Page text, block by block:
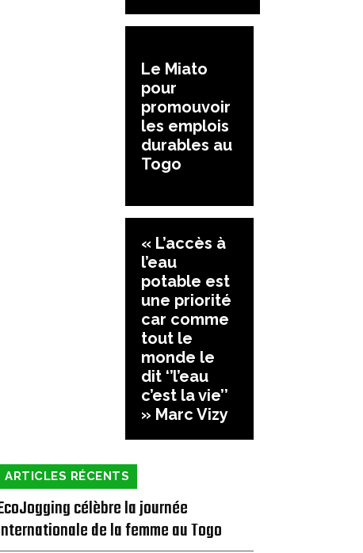
Le Miato
pour
promouvoir
les emplois
durables au
Togo
« L’accès à
l’eau
potable est
une priorité
car comme
tout le
monde le
dit ‘’l’eau
c’est la vie’’
» Marc Vizy
ARTICLES RÉCENTS
célèbre la journée
de la femme au Togo